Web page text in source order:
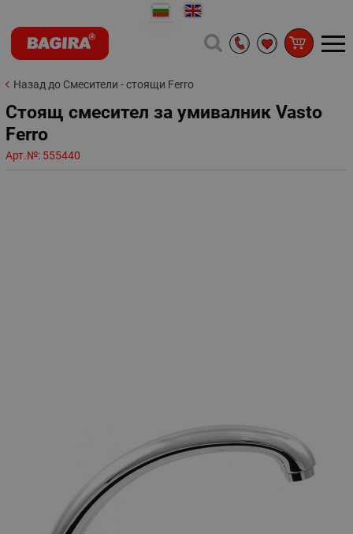
Назад до Смесители - стоящи Ferro
Стоящ смесител за умивалник Vasto
Ferro
Арт.№: 555440